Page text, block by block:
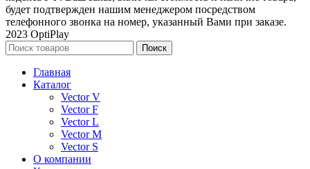
будет подтвержден нашим менеджером посредством
телефонного звонка на номер, указанный Вами при заказе.
2023 OptiPlay
Поиск
Главная
Каталог
Vector V
Vector F
Vector L
Vector M
Vector S
О компании